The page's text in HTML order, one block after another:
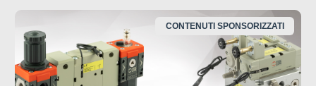
CONTENUTI SPONSORIZZATI